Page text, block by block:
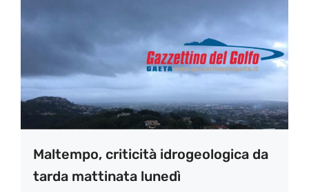
Maltempo, criticità idrogeologica da
tarda mattinata lunedì